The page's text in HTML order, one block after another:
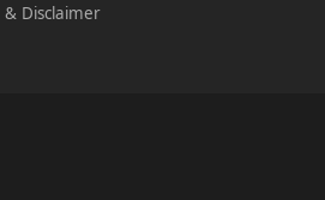
& Disclaimer